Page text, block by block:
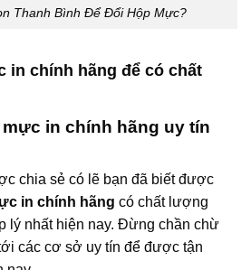
Thanh Bình Để Đổi Hộp Mực?
in chính hãng để có chất
in chính hãng uy tín
chia sẻ có lẽ bạn đã biết được
in chính hãng có chất lượng
lý nhất hiện nay. Đừng chần chừ
các cơ sở uy tín để được tận